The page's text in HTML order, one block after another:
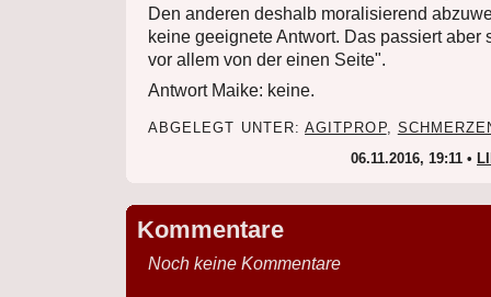
Den anderen deshalb moralisierend
keine geeignete Antwort. Das passiert aber
vor allem von der einen Seite".
Antwort Maike: keine.
ABGELEGT UNTER:AGITPROP,
06.11.2016, 19:11 •
Kommentare
Noch keine Kommentare